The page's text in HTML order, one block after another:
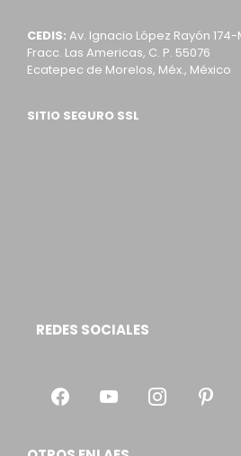
CEDIS: Av. Ignacio López Rayón 174-
Fracc. Las Americas, C. P. 55076
Ecatepec de Morelos, Méx., México
SITIO SEGURO SSL
REDES SOCIALES